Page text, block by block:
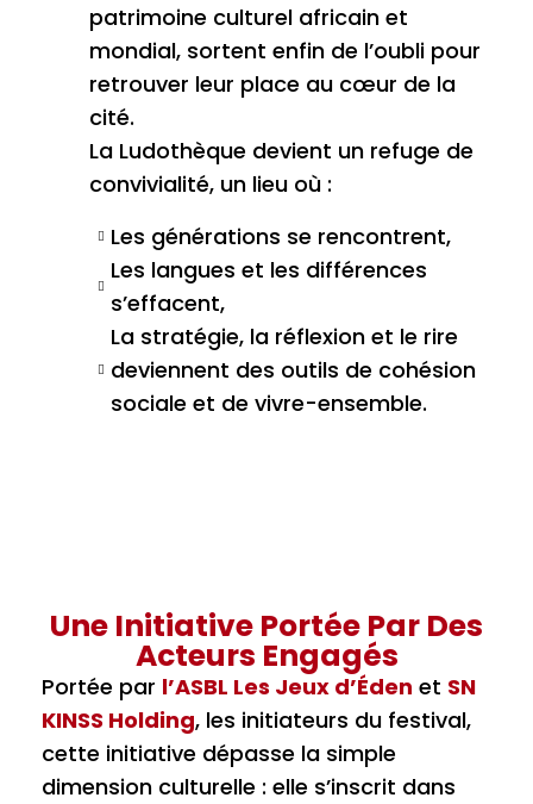
patrimoine culturel africain et
mondial, sortent enfin de l’oubli pour
retrouver leur place au cœur de la
cité.
La Ludothèque devient un refuge de
convivialité, un lieu où :
Les générations se rencontrent,
Les langues et les différences
s’effacent,
La stratégie, la réflexion et le rire
deviennent des outils de cohésion
sociale et de vivre-ensemble.
Une Initiative Portée Par Des
Acteurs Engagés
Portée par l’ASBL Les Jeux d’Éden et SN
KINSS Holding, les initiateurs du festival,
cette initiative dépasse la simple
dimension culturelle : elle s’inscrit dans